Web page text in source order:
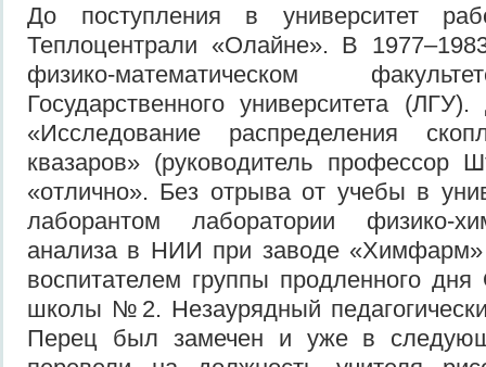
До поступления в университет
Теплоцентрали «Олайне». В
физико-математическом
Государственного университета
«Исследование распределения
квазаров» (руководитель профессор
«отлично». Без отрыва от учебы в
лаборантом лаборатории физико-
анализа в НИИ при заводе
воспитателем группы продленного
школы №2. Незаурядный
Перец был замечен и уже в